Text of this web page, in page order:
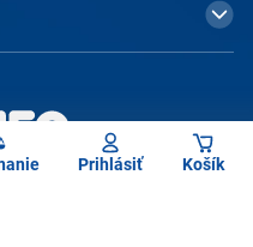
Prihlásiť Košík